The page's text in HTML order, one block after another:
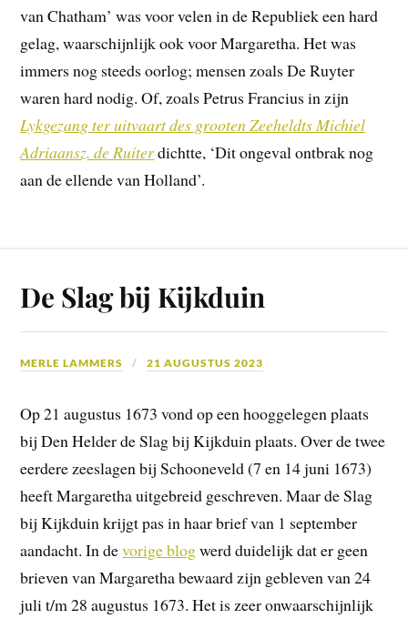
van Chatham’ was voor velen in de Republiek een hard
gelag, waarschijnlijk ook voor Margaretha. Het was
immers nog steeds oorlog; mensen zoals De Ruyter
waren hard nodig. Of, zoals Petrus Francius in zijn
Lykgezang ter uitvaart des grooten Zeeheldts Michiel
Adriaansz. de Ruiterdichtte, ‘Dit ongeval ontbrak nog
aan de ellende van Holland’.
De Slag bij Kijkduin
MERLE LAMMERS 21 AUGUSTUS 2023
Op 21 augustus 1673 vond op een hooggelegen plaats
bij Den Helder de Slag bij Kijkduin plaats. Over de twee
eerdere zeeslagen bij Schooneveld (7 en 14 juni 1673)
heeft Margaretha uitgebreid geschreven. Maar de Slag
bij Kijkduin krijgt pas in haar brief van 1 september
aandacht. In devorige blogwerd duidelijk dat er geen
brieven van Margaretha bewaard zijn gebleven van 24
juli t/m 28 augustus 1673. Het is zeer onwaarschijnlijk